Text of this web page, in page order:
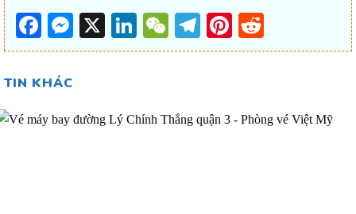
Facebook
Messenger
X LinkedIn
WeChat
Telegram
Pinterest
TIN KHÁC